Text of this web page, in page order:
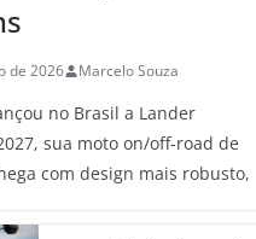
de 2026 Marcelo Souza
no Brasil a Lander
sua moto on/off-road de
com design mais robusto,